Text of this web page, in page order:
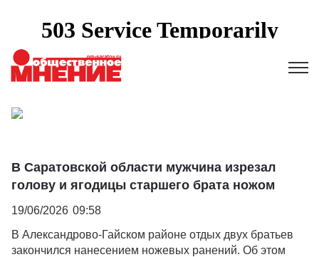
В Саратовской области мужчина изрезал
голову и ягодицы старшего брата ножом
19/06/2026 09:58
В Александрово-Гайском районе отдых двух братьев
закончился нанесением ножевых ранений. Об этом